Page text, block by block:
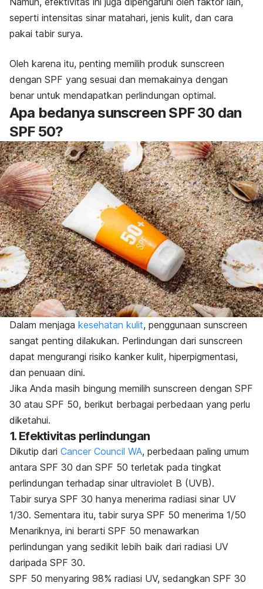
seperti intensitas sinar matahari, jenis kulit, dan cara
pakai tabir surya.
Oleh karena itu, penting memilih produk sunscreen
dengan SPF yang sesuai dan memakainya dengan
benar untuk mendapatkan perlindungan optimal.
Apa bedanyasunscreen SPF 30 dan
SPF 50?
Dalam menjaga kesehatan kulit, penggunaan sunscreen
sangat penting dilakukan. Perlindungan dari sunscreen
dapat mengurangi risiko kanker kulit, hiperpigmentasi,
dan penuaan dini.
Jika Anda masih bingung memilih sunscreen dengan SPF
30 atau SPF 50, berikut berbagai perbedaan yang perlu
diketahui.
1. Efektivitas perlindungan
Dikutip dari Cancer Council WA, perbedaan paling umum
antara SPF 30 dan SPF 50 terletak pada tingkat
perlindungan terhadap sinar ultraviolet B (UVB).
Tabir surya SPF 30 hanya menerima radiasi sinar UV
1/30. Sementara itu, tabir surya SPF 50 menerima 1/50
Menariknya, ini berarti SPF 50 menawarkan
perlindungan yang sedikit lebih baik dari radiasi UV
daripada SPF 30.
SPF 50 menyaring 98% radiasi UV, sedangkan SPF 30